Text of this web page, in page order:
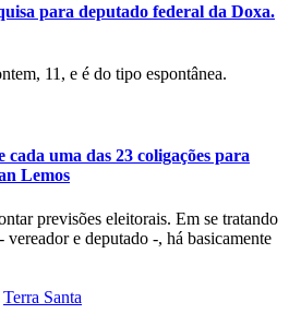
para deputado federal da Doxa.
11, e é do tipo espontânea.
cada uma das 23 coligações para
Lemos
previsões eleitorais. Em se tratando
e deputado -, há basicamente
Terra Santa